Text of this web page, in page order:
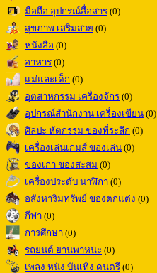
มือถือ อุปกรณ์สื่อสาร (0)
สุขภาพ เสริมสวย (0)
หนังสือ (0)
อาหาร (0)
แม่และเด็ก (0)
อุตสาหกรรม เครื่องจักร (0)
อุปกรณ์สำนักงาน เครื่องเขียน (0)
ศิลปะ หัตกรรม ของที่ระลึก (0)
เครื่องเล่นเกมส์ ของเล่น (0)
ของเก่า ของสะสม (0)
เครื่องประดับ นาฬิกา (0)
อสังหาริมทรัพย์ ของตกแต่ง (0)
กีฬา (0)
การศึกษา (0)
รถยนต์ ยานพาหนะ (0)
เพลง หนัง บันเทิง ดนตรี (0)